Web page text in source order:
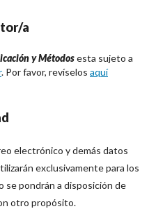
a
y Métodosesta sujeto a
. Por favor, revíselos aquí
electrónico y demás datos
exclusivamente para los
se pondrán a disposición de
otro propósito.